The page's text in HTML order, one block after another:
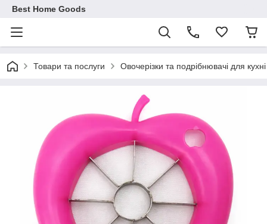
Best Home Goods
Товари та послуги Овочерізки та подрібнювачі для кухні